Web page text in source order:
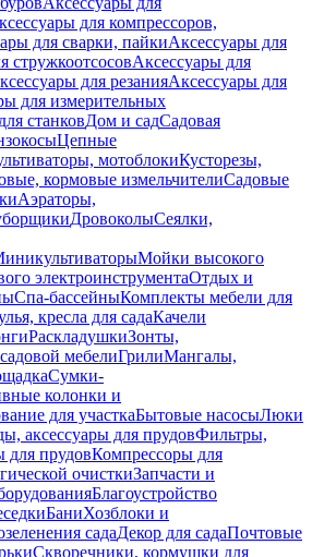
для компрессоров,
для сварки, пайкиАксессуары для
стружкоотсосовАксессуары для
для резанияАксессуары для
для измерительных
станковДом и садСадовая
Цепные
мотоблокиКусторезы,
кормовые измельчителиСадовые
Аэраторы,
ДровоколыСеялки,
Мойки высокого
электроинструментаОтдых и
Спа-бассейныКомплекты мебели для
кресла для садаКачели
РаскладушкиЗонты,
мебелиГрилиМангалы,
Сумки-
колонки и
для участкаБытовые насосыЛюки
аксессуары для прудовФильтры,
для прудовКомпрессоры для
очисткиЗапчасти и
Благоустройство
БаниХозблоки и
садаДекор для садаПочтовые
Скворечники, кормушки для